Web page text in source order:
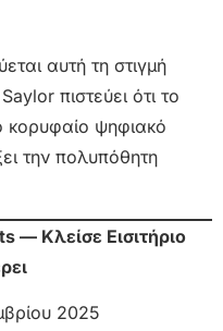
αυτή τη στιγμή
πιστεύει ότι το
κορυφαίο ψηφιακό
την πολυπόθητη
— Κλείσε Εισιτήριο
2025